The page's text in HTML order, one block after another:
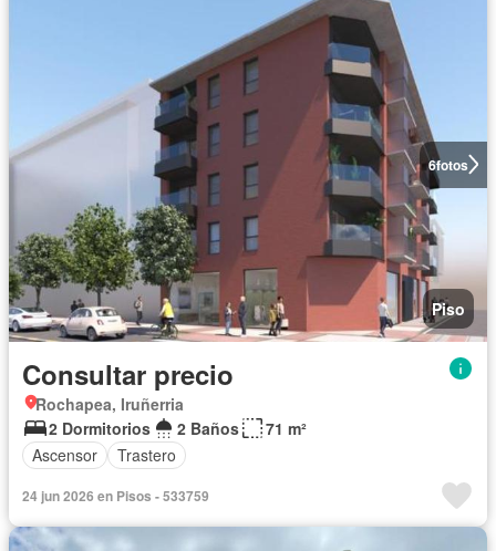
6fotos
Piso
Consultar precio
Rochapea, Iruñerria
2 Dormitorios
2 Baños
71 m²
Ascensor
Trastero
24 jun 2026 en Pisos - 533759